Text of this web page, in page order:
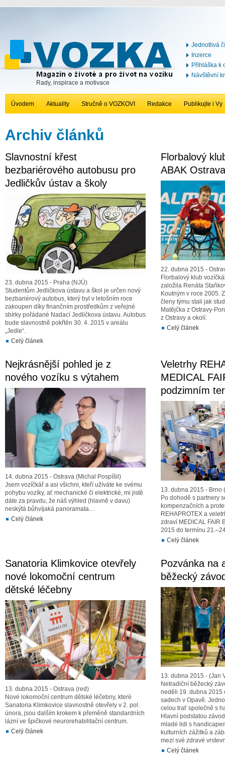
Rady, inspirace a motivace
Jednotlivá
Inzerce
Přihláška k
Návštěvní
Úvodem Aktuality Stručně o VOZKOVI Redakce Publikujte i Vy
Archiv článků
Slavnostní křest
bezbariérového autobusu pro
Jedličkův ústav a školy
23. dubna 2015 - Praha (NJÚ)
Studentům Jedličkova ústavu a škol je určen nový
bezbariérový autobus, který byl v letošním roce
zakoupen díky finančním prostředkům z veřejné
sbírky pořádané Nadací Jedličkova ústavu. Autobus
bude slavnostně pokřtěn 30. 4. 2015 v areálu
„Jedle“.
Celý článek
Florbalový
ABAK
22. dubna 2015 -
Florbalový klub
založila Renáta
Koutným v roce 2005.
členy týmu stali jak
Matějčka z Ostravy-
z Ostravy a okolí.
Celý článek
Nejkrásnější pohled je z
nového vozíku s výtahem
14. dubna 2015 - Ostrava (Michal Pospíšil)
Jsem vozíčkář a asi všichni, kteří užíváte ke svému
pohybu vozíky, ať mechanické či elektrické, mi jistě
dáte za pravdu, že náš výhled (hlavně v davu)
neskýtá bůhvíjaká panoramata…
Celý článek
Veletrhy
MEDICAL
podzimním
13. dubna 2015 - Brno
Po dohodě s partnery
kompenzačních a
REHAPROTEX a
zdraví MEDICAL FAIR
2015 do termínu
Celý článek
Sanatoria Klimkovice otevřely
nové lokomoční centrum
dětské léčebny
13. dubna 2015 - Ostrava (red)
Nové lokomoční centrum dětské léčebny, které
Sanatoria Klimkovice slavnostně otevřely v 2. pol.
února, jsou dalším krokem k přeměně standardních
lázní ve špičkové neurorehabilitační centrum.
Celý článek
Pozvánka na
běžecký
13. dubna 2015 - (Jan
Netradiční běžecký
neděli 19. dubna 2015
sadech v Opavě.
celou trať společně s
Hlavní podstatou
mladé lidi s
kulturních zážitků a
mezi své zdravé
Celý článek